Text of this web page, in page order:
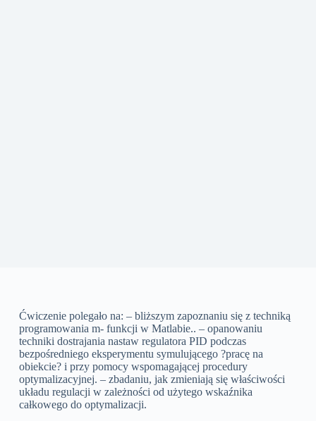
Ćwiczenie polegało na: – bliższym zapoznaniu się z techniką
programowania m- funkcji w Matlabie.. – opanowaniu
techniki dostrajania nastaw regulatora PID podczas
bezpośredniego eksperymentu symulującego ?pracę na
obiekcie? i przy pomocy wspomagającej procedury
optymalizacyjnej. – zbadaniu, jak zmieniają się właściwości
układu regulacji w zależności od użytego wskaźnika
całkowego do optymalizacji.